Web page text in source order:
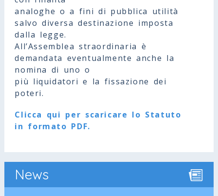
analoghe o a fini di pubblica utilità
salvo diversa destinazione imposta
dalla legge.
All’Assemblea straordinaria è
demandata eventualmente anche la
nomina di uno o
più liquidatori e la fissazione dei
poteri.
Clicca qui per scaricare lo Statuto
in formato PDF.
News